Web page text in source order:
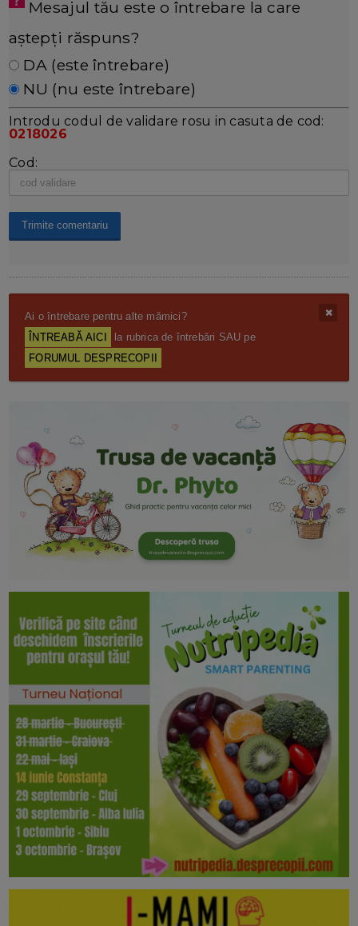
Mesajul tău este o întrebare la care
aștepți răspuns?
DA (este întrebare)
NU (nu este întrebare)
Introdu codul de validare rosu in casuta de cod:
0218026
Cod:
Ai o întrebare pentru alte mămici?
ÎNTREABĂ AICI
la rubrica de întrebări SAU pe
FORUMUL DESPRECOPII